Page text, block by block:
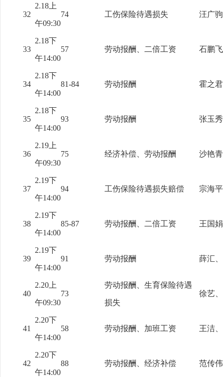
32
2.18上
午09:30
74 工伤保险待遇损失 汪广
33
2.18下
午14:00
57 劳动报酬、二倍工资 石鹏
34
2.18下
午14:00
81-84 劳动报酬 霍之
35
2.18下
午14:00
93 劳动报酬 张玉
36
2.19上
午09:30
75 经济补偿、劳动报酬 沙艳
37
2.19下
午14:00
94 工伤保险待遇损失赔偿 宗海
38
2.19下
午14:00
85-87 劳动报酬、二倍工资 王国
39
2.19下
午14:00
91 劳动报酬 薛汇
40
2.20上
午09:30
73
劳动报酬、生育保险待遇
损失
徐艺
41
2.20下
午14:00
58 劳动报酬、加班工资 王洁
42
2.20下
午14:00
88 劳动报酬、经济补偿 范传